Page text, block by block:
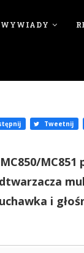
WYWIADY
Tweetnij
MC851
i